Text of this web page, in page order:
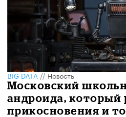
BIG DATA//Новость
Московский
андроида, который
прикосновения и